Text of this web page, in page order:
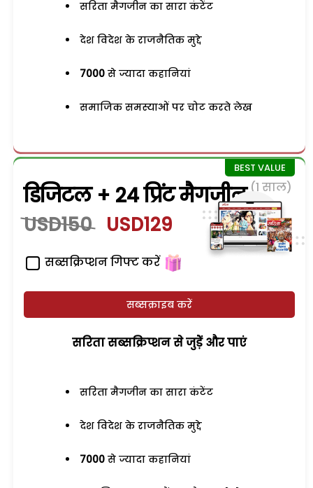
सरिता मैगजीन का सारा कंटेंट
देश विदेश के राजनैतिक मुद्दे
7000 से ज्यादा कहानियां
समाजिक समस्याओं पर चोट करते लेख
डिजिटल + 24 प्रिंट मैगजीन (1 साल)
USD150 USD129
सब्सक्रिप्शन गिफ्ट करें
सब्सक्राइब करें
सरिता सब्सक्रिप्शन से जुड़ेें और पाएं
सरिता मैगजीन का सारा कंटेंट
देश विदेश के राजनैतिक मुद्दे
7000 से ज्यादा कहानियां